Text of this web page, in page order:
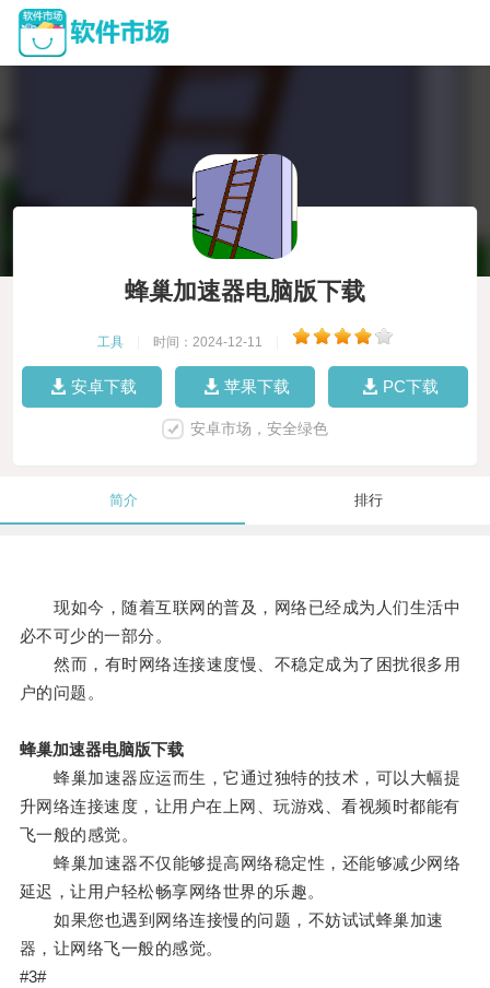
蜂巢加速器电脑版下载
工具 时间：2024-12-11
安卓下载 苹果下载 PC下载
安卓市场，安全绿色
简介 排行
现如今，随着互联网的普及，网络已经成为人们生活中
必不可少的一部分。
然而，有时网络连接速度慢、不稳定成为了困扰很多用
户的问题。
蜂巢加速器电脑版下载
蜂巢加速器应运而生，它通过独特的技术，可以大幅提
升网络连接速度，让用户在上网、玩游戏、看视频时都能有
飞一般的感觉。
蜂巢加速器不仅能够提高网络稳定性，还能够减少网络
延迟，让用户轻松畅享网络世界的乐趣。
如果您也遇到网络连接慢的问题，不妨试试蜂巢加速
器，让网络飞一般的感觉。
#3#